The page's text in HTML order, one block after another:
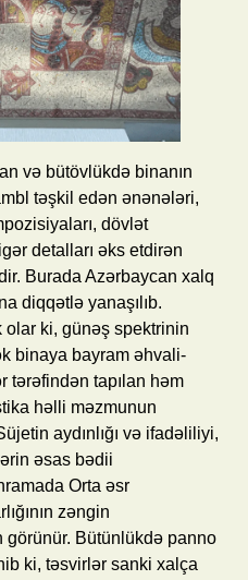
və bütövlükdə binanın
təşkil edən ənənələri,
dövlət
detalları əks etdirən
Burada Azərbaycan xalq
diqqətlə yanaşılıb.
ki, günəş spektrinin
binaya bayram əhvali-
tərəfindən tapılan həm
həlli məzmunun
aydınlığı və ifadəliliyi,
əsas bədii
Orta əsr
zəngin
görünür. Bütünlükdə panno
ki, təsvirlər sanki xalça